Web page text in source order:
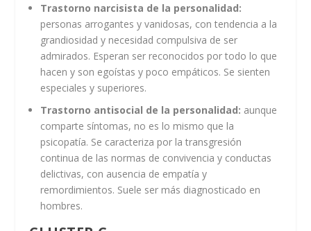
Trastorno narcisista de la personalidad:
personas arrogantes y vanidosas, con tendencia a la
grandiosidad y necesidad compulsiva de ser
admirados. Esperan ser reconocidos por todo lo que
hacen y son egoístas y poco empáticos. Se sienten
especiales y superiores.
Trastorno antisocial de la personalidad: aunque
comparte síntomas, no es lo mismo que la
psicopatía. Se caracteriza por la transgresión
continua de las normas de convivencia y conductas
delictivas, con ausencia de empatía y
remordimientos. Suele ser más diagnosticado en
hombres.